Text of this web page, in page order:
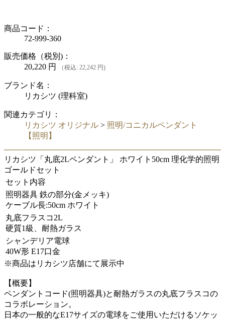
商品コード：
72-999-360
販売価格（税別)：
20,220 円 （税込: 22,242 円)
ブランド名：
リカシツ (理科室)
関連カテゴリ：
リカシツ オリジナル > 照明/コニカルペンダント
【照明】
リカシツ「丸底2Lペンダント」 ホワイト50cm 理化学的照明
ゴールドセット
セット内容
照明器具 鉄の部分(金メッキ)
ケーブル長:50cm ホワイト
丸底フラスコ2L
硬質1級、耐熱ガラス
シャンデリア電球
40W形 E17口金
※商品はリカシツ店舗にて展示中
【概要】
ペンダントコード(照明器具)と耐熱ガラスの丸底フラスコの
コラボレーション。
日本の一般的なE17サイズの電球をご使用いただけるソケッ